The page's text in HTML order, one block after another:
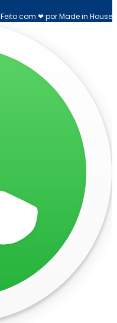
Feito com ❤ por Made in House